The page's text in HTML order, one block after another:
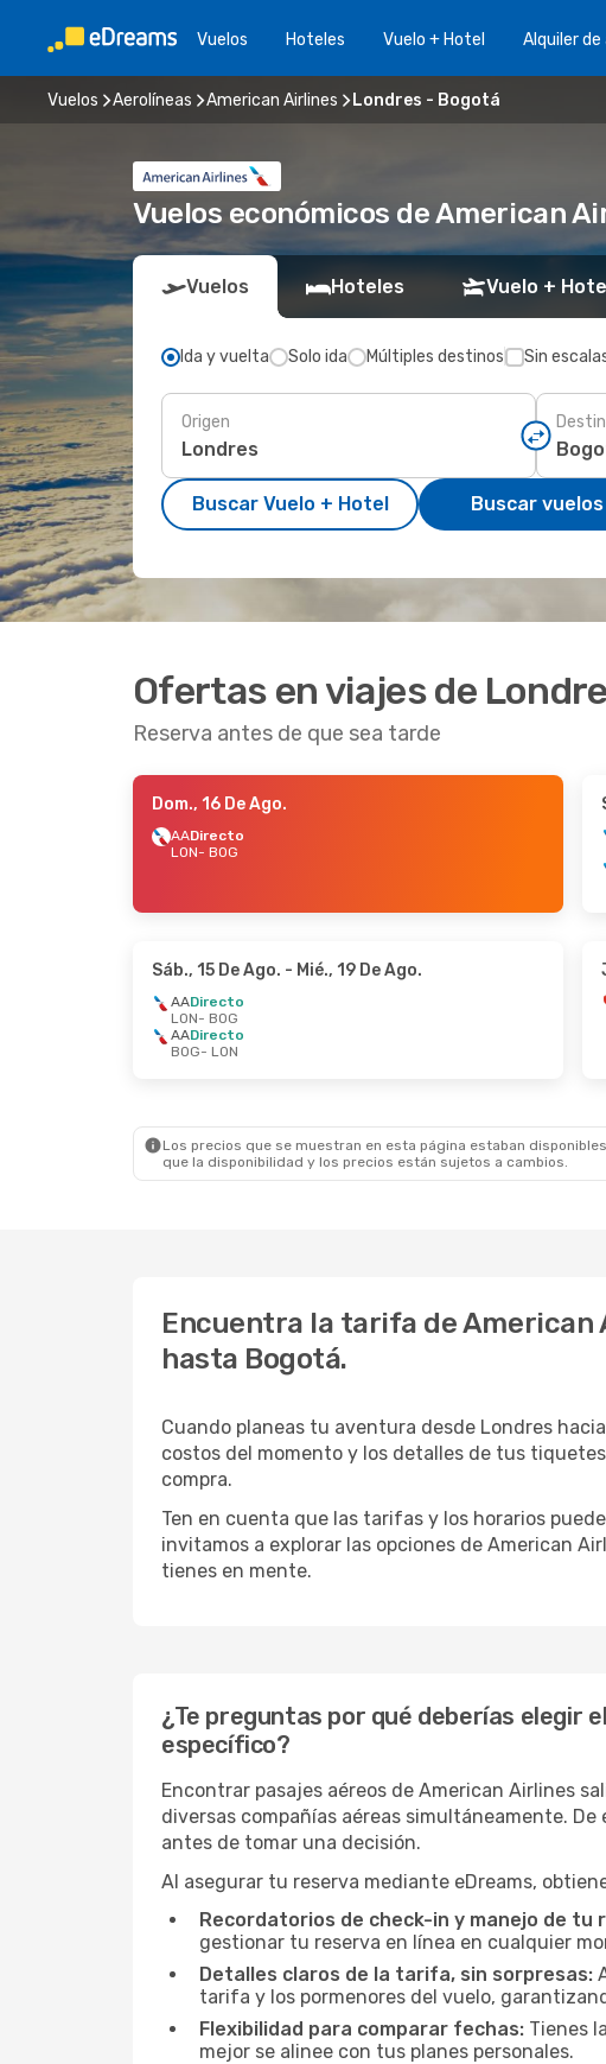
Vuelos Hoteles Vuelo + Hotel Alquiler
Vuelos Aerolíneas American Airlines Londres - Bogotá
Vuelos económicos de American
Vuelos Hoteles Vuelo +
Ida y vuelta Solo ida Múltiples destinos Sin
Origen
Buscar Vuelo + Hotel Buscar vuelos
Ofertas en viajes de
Reserva antes de que sea tarde
Dom., 16 De Ago.
AADirecto
LON- BOG
Sáb., 15 De Ago. - Mié., 19 De Ago.
AADirecto
LON- BOG
AADirecto
BOG- LON
Los precios que se muestran en esta página estaban
que la disponibilidad y los precios están sujetos a cambios.
Encuentra la tarifa de American
hasta Bogotá.
Cuando planeas tu aventura desde Londres
costos del momento y los detalles de tus
compra.
Ten en cuenta que las tarifas y los horarios
invitamos a explorar las opciones de American
tienes en mente.
¿Te preguntas por qué deberías elegir
específico?
Encontrar pasajes aéreos de American Airlines
diversas compañías aéreas simultáneamente.
antes de tomar una decisión.
Al asegurar tu reserva mediante eDreams,
Recordatorios de check-in y manejo de tu
gestionar tu reserva en línea en cualquier
Detalles claros de la tarifa, sin sorpresas:
tarifa y los pormenores del vuelo,
Flexibilidad para comparar fechas: Tienes
mejor se alinee con tus planes personales.